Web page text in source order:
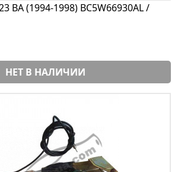
BA (1994-1998) BC5W66930AL /
НЕТ В НАЛИЧИИ